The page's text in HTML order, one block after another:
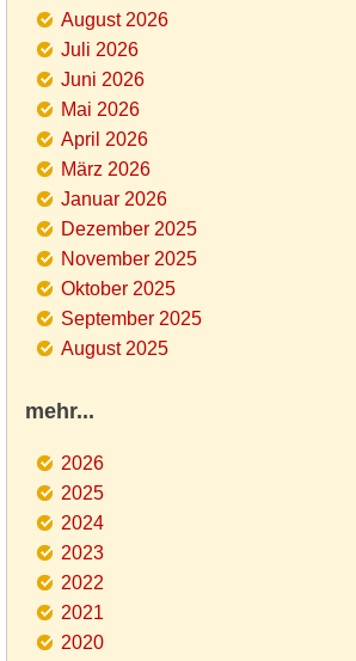
August 2026
Juli 2026
Juni 2026
Mai 2026
April 2026
März 2026
Januar 2026
Dezember 2025
November 2025
Oktober 2025
September 2025
August 2025
mehr...
2026
2025
2024
2023
2022
2021
2020